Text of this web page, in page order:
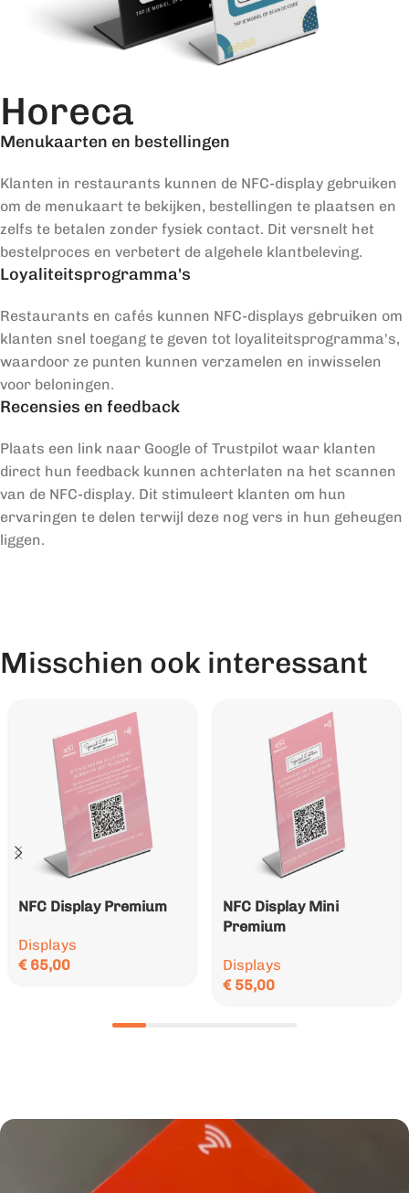
Horeca
Menukaarten en bestellingen
Klanten in restaurants kunnen de NFC-display gebruiken
om de menukaart te bekijken, bestellingen te plaatsen en
zelfs te betalen zonder fysiek contact. Dit versnelt het
bestelproces en verbetert de algehele klantbeleving.
Loyaliteitsprogramma's
Restaurants en cafés kunnen NFC-displays gebruiken om
klanten snel toegang te geven tot loyaliteitsprogramma's,
waardoor ze punten kunnen verzamelen en inwisselen
voor beloningen.
Recensies en feedback
Plaats een link naar Google of Trustpilot waar klanten
direct hun feedback kunnen achterlaten na het scannen
van de NFC-display. Dit stimuleert klanten om hun
ervaringen te delen terwijl deze nog vers in hun geheugen
liggen.
Misschien ook interessant
NFC Display Premium
Displays
€65,00
NFC Display Mini
Premium
Displays
€55,00